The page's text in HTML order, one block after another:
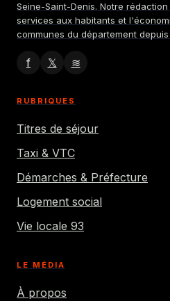
Seine-Saint-Denis. Notre
services aux habitants et
communes du département depuis
f 𝕏 ≋
RUBRIQUES
Titres de séjour
Taxi & VTC
Démarches & Préfecture
Logement social
Vie locale 93
LE MÉDIA
À propos